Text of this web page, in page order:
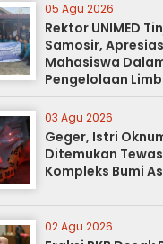
05 Agu 2026
Rektor UNIMED
Samosir,
Mahasiswa
Pengelolaan
Pertanian
03 Agu 2026
Geger, Istri
Ditemukan
Kompleks Bumi
02 Agu 2026